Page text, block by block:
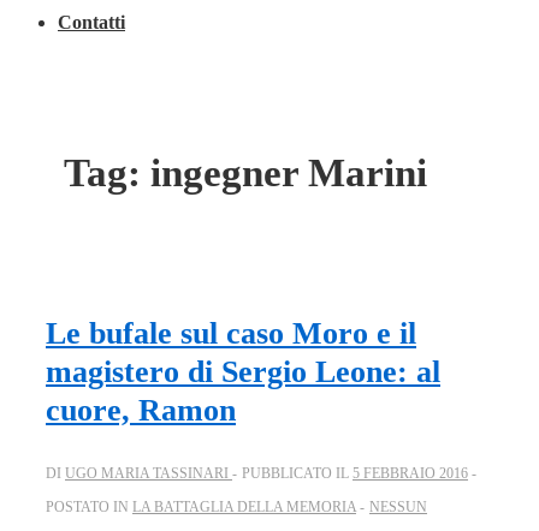
Contatti
Tag: ingegner Marini
Le bufale sul caso Moro e il
magistero di Sergio Leone: al
cuore, Ramon
DI UGO MARIA TASSINARI PUBBLICATO IL 5 FEBBRAIO 2016
POSTATO IN LA BATTAGLIA DELLA MEMORIA
NESSUN